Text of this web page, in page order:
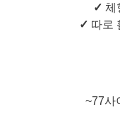
✓ 체
✓ 따로
~77사